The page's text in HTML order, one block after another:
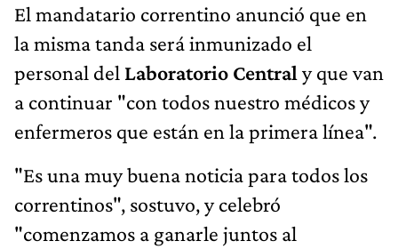
El mandatario correntino anunció que en
la misma tanda será inmunizado el
personal del Laboratorio Central y que van
a continuar "con todos nuestro médicos y
enfermeros que están en la primera línea".
"Es una muy buena noticia para todos los
correntinos", sostuvo, y celebró
"comenzamos a ganarle juntos al